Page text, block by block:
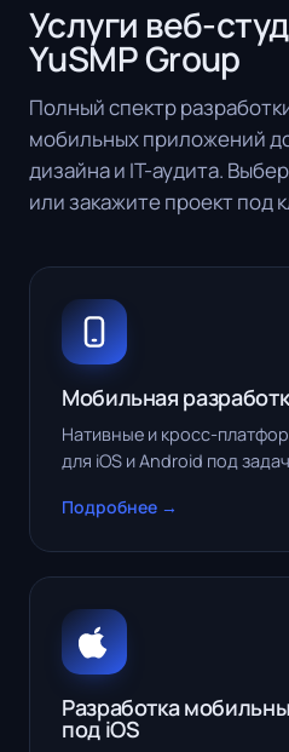
Услуги веб-
YuSMP Group
Полный спектр
мобильных приложений
дизайна и IT-аудита.
или закажите проект под
Мобильная
Нативные и кросс-
для iOS и Android под
Подробнее →
Разработка
под iOS